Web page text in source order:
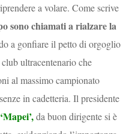
a volare. Come scrive
sono chiamati a rialzare la
a gonfiare il petto di orgoglio
ultracentenario che
al massimo campionato
in cadetteria. Il presidente
da buon dirigente si è